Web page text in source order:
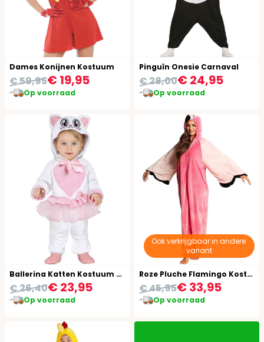
Dames Konijnen Kostuum
€ 19,95
€ 59,95
Op voorraad
Pinguïn Onesie Carnaval
€ 24,95
€ 28,00
Op voorraad
Ballerina Katten Kostuum Baby
€ 23,95
€ 26,40
Op voorraad
Ook verkrijgbaar in andere:
variant
Roze Pluche Flamingo Kostuum
€ 33,95
€ 45,95
Op voorraad